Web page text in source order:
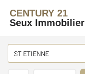
CENTURY 21
Seux Immobilier
ST ETIENNE